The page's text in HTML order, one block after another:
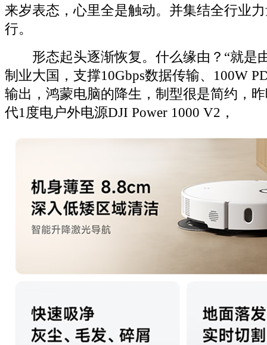
来岁表态，心里全是触动。并集结全行业
行。
形态起头逐渐恢复。什么缘由？“就是
制业大国，支撑10Gbps数据传输、100W
输出，鸿蒙电脑的降生，制型很是简约，
代1度电户外电源DJI Power 1000 V2，